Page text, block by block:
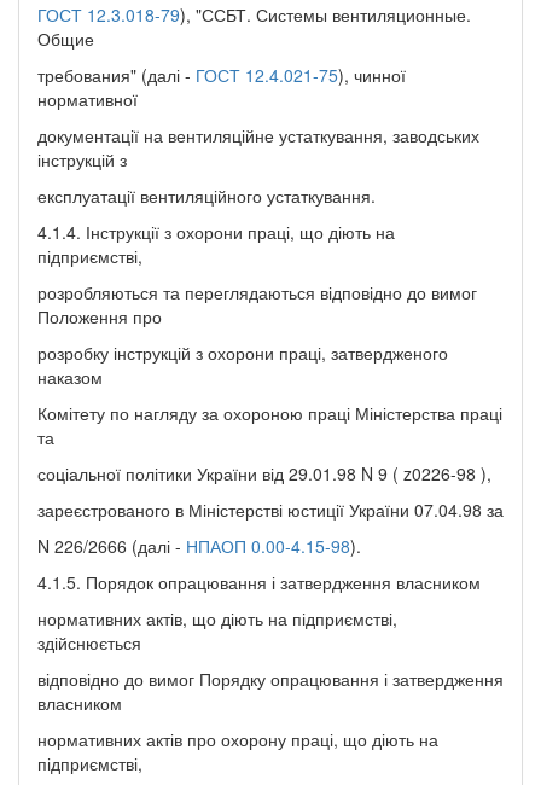
ГОСТ 12.3.018-79), "ССБТ. Системы вентиляционные.
Общие
требования" (далі - ГОСТ 12.4.021-75), чинної
нормативної
документації на вентиляційне устаткування, заводських
інструкцій з
експлуатації вентиляційного устаткування.
4.1.4. Інструкції з охорони праці, що діють на
підприємстві,
розробляються та переглядаються відповідно до вимог
Положення про
розробку інструкцій з охорони праці, затвердженого
наказом
Комітету по нагляду за охороною праці Міністерства праці
та
соціальної політики України від 29.01.98 N 9 ( z0226-98 ),
зареєстрованого в Міністерстві юстиції України 07.04.98 за
N 226/2666 (далі - НПАОП 0.00-4.15-98).
4.1.5. Порядок опрацювання і затвердження власником
нормативних актів, що діють на підприємстві,
здійснюється
відповідно до вимог Порядку опрацювання і затвердження
власником
нормативних актів про охорону праці, що діють на
підприємстві,